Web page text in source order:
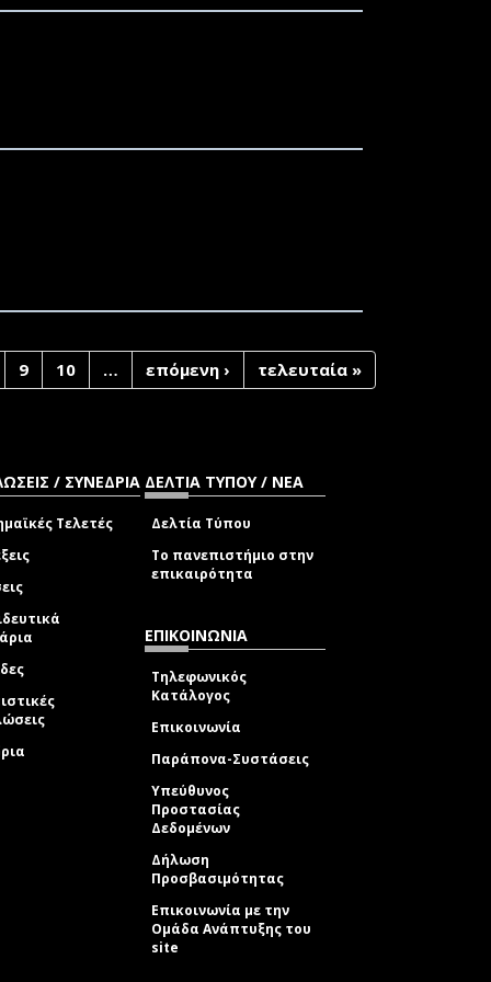
9 10 … επόμενη › τελευταία »
/ ΣΥΝΕΔΡΙΑ
Τελετές
ΔΕΛΤΙΑ ΤΥΠΟΥ / ΝΕΑ
Δελτία Τύπου
Το πανεπιστήμιο στην
επικαιρότητα
ΕΠΙΚΟΙΝΩΝΙΑ
Τηλεφωνικός
Κατάλογος
Επικοινωνία
Παράπονα-Συστάσεις
Υπεύθυνος
Προστασίας
Δεδομένων
Δήλωση
Προσβασιμότητας
Επικοινωνία με την
Ομάδα Ανάπτυξης του
site